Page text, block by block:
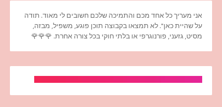
אני מעריך כל אחד מכם והתמיכה שלכם חשובים לי מאוד. תודה
על שהיית כאן". לא תמצאו בקבוצה תוכן פוגע, משפיל, מבזה,
מסיט, גזעני, פורנוגרפי או בלתי חוקי בכל צורה אחרת. 🌹🌹🌹